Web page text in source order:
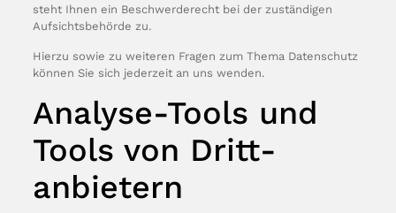
steht Ihnen ein Beschwerderecht bei der zuständigen
Aufsichtsbehörde zu.
Hierzu sowie zu weiteren Fragen zum Thema Datenschutz
können Sie sich jederzeit an uns wenden.
Analyse-Tools und
Tools von Dritt­
anbietern